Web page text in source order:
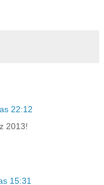
22:12
2013!
15:31